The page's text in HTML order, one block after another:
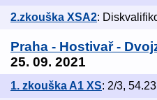
2.zkouška XSA2:
Praha - Hostivař -
25. 09. 2021
1. zkouška A1 XS: 2/3,